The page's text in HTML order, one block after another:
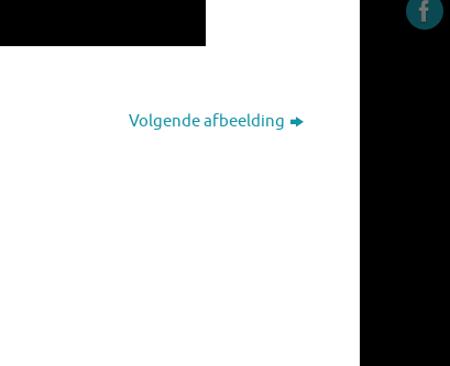
Volgende afbeelding